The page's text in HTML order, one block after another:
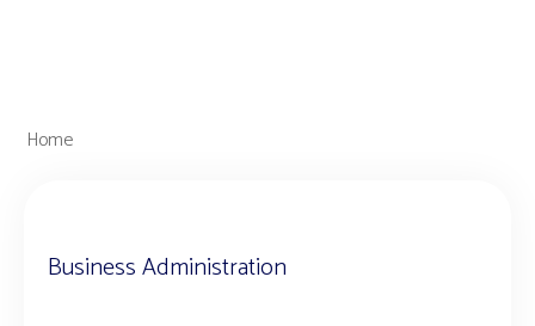
Home
Business Administration